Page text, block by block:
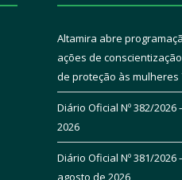
Altamira abre
ações de
de proteção às mulheres
Diário Oficial Nº 382/2026
2026
Diário Oficial Nº 381/2026
agosto de 2026